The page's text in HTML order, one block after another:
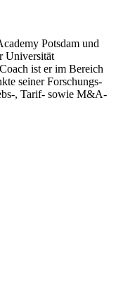
Potsdam und
Universität
ist er im Bereich
seiner Forschungs-
, Tarif- sowie M&A-